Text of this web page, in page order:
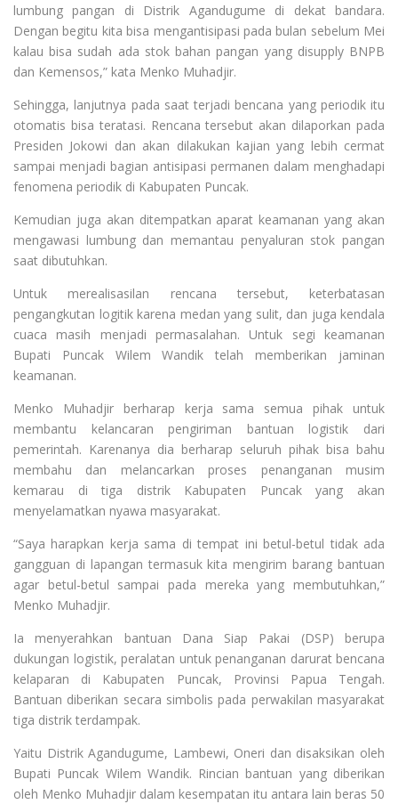
lumbung pangan di Distrik Agandugume di dekat bandara.
Dengan begitu kita bisa mengantisipasi pada bulan sebelum Mei
kalau bisa sudah ada stok bahan pangan yang disupply BNPB
dan Kemensos,” kata Menko Muhadjir.
Sehingga, lanjutnya pada saat terjadi bencana yang periodik itu
otomatis bisa teratasi. Rencana tersebut akan dilaporkan pada
Presiden Jokowi dan akan dilakukan kajian yang lebih cermat
sampai menjadi bagian antisipasi permanen dalam menghadapi
fenomena periodik di Kabupaten Puncak.
Kemudian juga akan ditempatkan aparat keamanan yang akan
mengawasi lumbung dan memantau penyaluran stok pangan
saat dibutuhkan.
Untuk merealisasilan rencana tersebut, keterbatasan
pengangkutan logitik karena medan yang sulit, dan juga kendala
cuaca masih menjadi permasalahan. Untuk segi keamanan
Bupati Puncak Wilem Wandik telah memberikan jaminan
keamanan.
Menko Muhadjir berharap kerja sama semua pihak untuk
membantu kelancaran pengiriman bantuan logistik dari
pemerintah. Karenanya dia berharap seluruh pihak bisa bahu
membahu dan melancarkan proses penanganan musim
kemarau di tiga distrik Kabupaten Puncak yang akan
menyelamatkan nyawa masyarakat.
“Saya harapkan kerja sama di tempat ini betul-betul tidak ada
gangguan di lapangan termasuk kita mengirim barang bantuan
agar betul-betul sampai pada mereka yang membutuhkan,”
Menko Muhadjir.
Ia menyerahkan bantuan Dana Siap Pakai (DSP) berupa
dukungan logistik, peralatan untuk penanganan darurat bencana
kelaparan di Kabupaten Puncak, Provinsi Papua Tengah.
Bantuan diberikan secara simbolis pada perwakilan masyarakat
tiga distrik terdampak.
Yaitu Distrik Agandugume, Lambewi, Oneri dan disaksikan oleh
Bupati Puncak Wilem Wandik. Rincian bantuan yang diberikan
oleh Menko Muhadjir dalam kesempatan itu antara lain beras 50